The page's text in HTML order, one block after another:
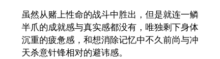
虽然从赌上性命的战斗中胜出，但是就连一鳞
半爪的成就感与真实感都没有，唯独剩下身体
沉重的疲惫感，和想消除记忆中不久前尚与冲
天杀意针锋相对的避讳感。